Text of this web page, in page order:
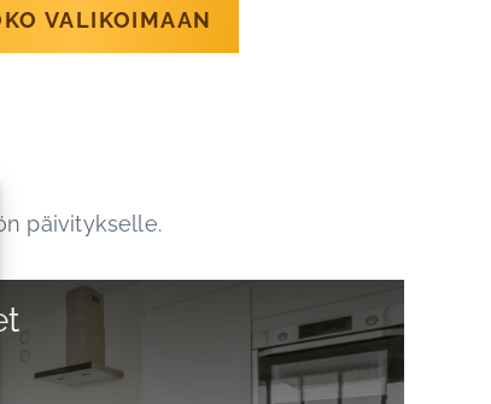
VALIKOIMAAN
päivitykselle.